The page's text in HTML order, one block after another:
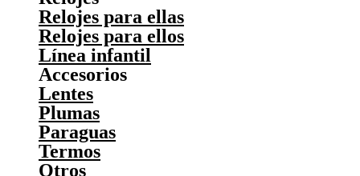
Relojes para ellas
Relojes para ellos
Línea infantil
Accesorios
Lentes
Plumas
Paraguas
Termos
Otros